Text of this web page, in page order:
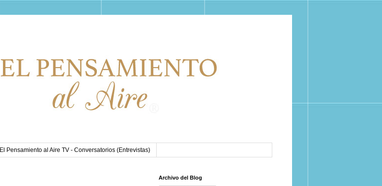
El Pensamiento al Aire TV - Conversatorios (Entrevistas)
Archivo del Blog